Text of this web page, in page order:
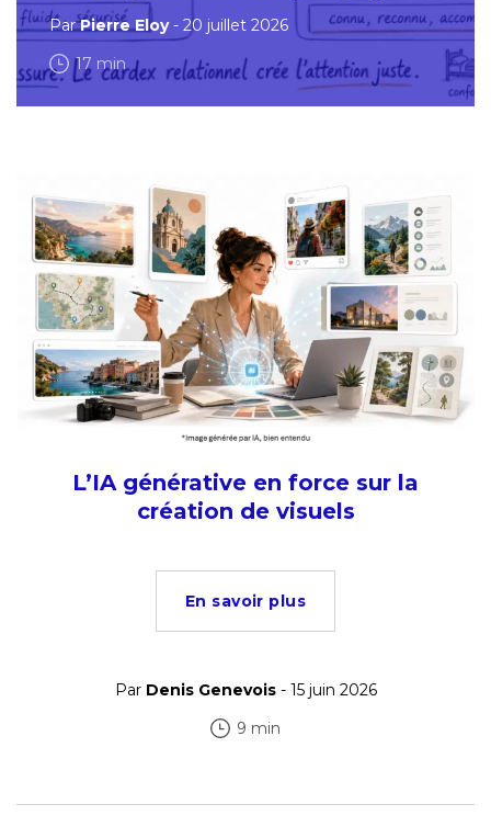
ParPierre Eloy- 20 juillet 2026
17 min
L’IA générative en force sur la
création de visuels
En savoir plus
Par Denis Genevois- 15 juin 2026
9 min